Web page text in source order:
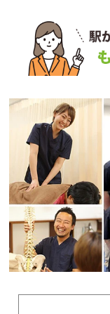
のぎっくり
すか、使う
チでした。
ペンション
京成船橋競
フレンドリ
笑い声が聞
samai
店内の音
また、しつ